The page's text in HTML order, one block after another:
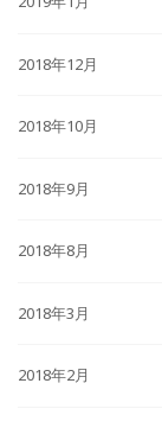
2018年12月
2018年10月
2018年9月
2018年8月
2018年3月
2018年2月